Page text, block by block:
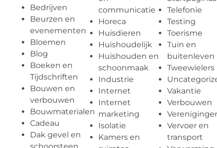
Bedrijven
Beurzen en
evenementen
Bloemen
Blog
Boeken en
Tijdschriften
Bouwen en
verbouwen
Bouwmaterialen
Cadeau
Dak gevel en
communicatie
Horeca
Huisdieren
Huishoudelijk
Huishouden en
schoonmaak
Industrie
Internet
Internet
marketing
Isolatie
Kamers en
Telefonie
Testing
Toerisme
Tuin en
buitenleven
Tweewielers
Vakantie
Verbouwen
Vervoer en
transport